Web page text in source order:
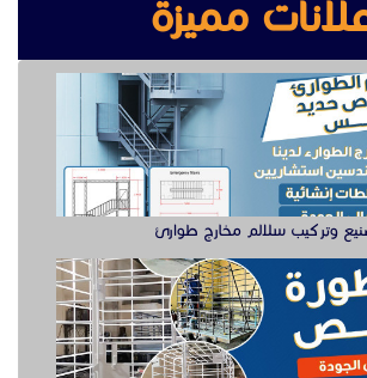
مميزة
وتركيب سلالم مخارج طوارئ